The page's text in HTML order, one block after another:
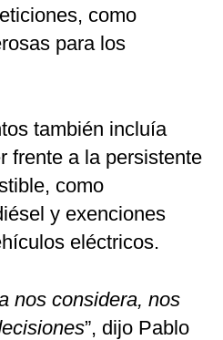
como
para los
también incluía
frente a la persistente
como
y exenciones
eléctricos.
nos considera, nos
”, dijo Pablo